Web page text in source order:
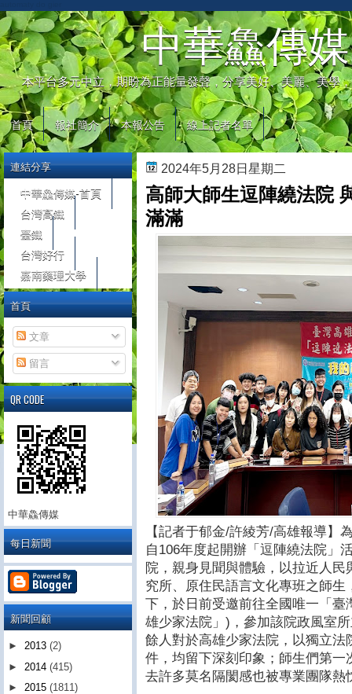
中華鱻傳媒
本平台多元中立，期盼為正能量發聲，分享美好、美麗、美學
首頁 報社簡介 本報公告 線上記者名單
2024年5月28日星期二
高師大師生逗陣繞法院
滿滿
【記者于郁金/許綾芳/高雄報導】
自106年度起開辦「逗陣繞法院」
院，親身見聞與體驗，以拉近人
究所、原住民語言文化專班之師
下，於日前受邀前往全國唯一「
雄少家法院」)，參加該院政風室
餘人對於高雄少家法院，以獨立
件，均留下深刻印象；師生們第
去許多莫名隔閡感也被專業團隊熱
連結分享
中華鱻傳媒-首頁
台灣高鐵
臺鐵
台灣好行
嘉南藥理大學
首頁
文章
留言
QR CODE
中華鱻傳媒
每日新聞
新聞回顧
► 2013 (2)
► 2014 (415)
► 2015 (1811)